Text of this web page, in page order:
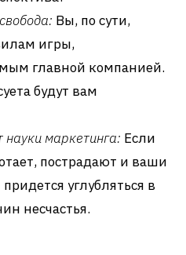
Вы, по сути,
игры,
главной компанией.
будут вам
науки маркетинга: Если
пострадают и ваши
углубляться в
несчастья.